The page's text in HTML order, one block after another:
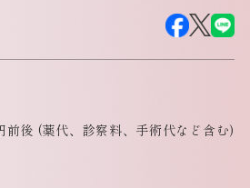
前後 (薬代、診察料、手術代など含む)